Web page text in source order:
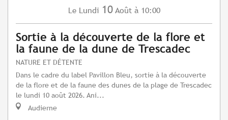
Le Lundi 10 Août à 10:00
Sortie à la découverte de la flore et
la faune de la dune de Trescadec
NATURE ET DÉTENTE
Dans le cadre du label Pavillon Bleu, sortie à la découverte
de la flore et de la faune des dunes de la plage de Trescadec
le lundi 10 août 2026. Ani...
Audierne